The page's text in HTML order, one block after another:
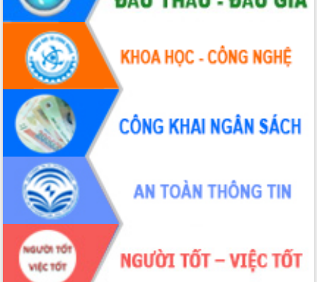
Đắk Lắk tập trung toàn lực khắc phục
tồn tại IUU, sẵn sàng làm việc với
Đoàn thanh tra EC
Chủ tịch UBND tỉnh Tạ Anh Tuấn thăm,
chúc mừng các bệnh viện nhân Ngày
Thầy thuốc Việt Nam
Rộn ràng lễ hội truyền thống Sông
nước Đà Nông lần thứ I năm 2026
Kỳ họp Chuyên đề lần thứ Năm, HĐND
tỉnh Đắk Lắk thông qua các nghị quyết
quan trọng
Thống nhất danh sách giới thiệu ứng
cử đại biểu Quốc hội khoá XVI và đại
biểu HĐND tỉnh Đắk Lắk, nhiệm kỳ
2026-2031
Phát động hai phong trào thi đua quan
trọng trong kỷ nguyên mới
Hội nghị lần thứ tư Ban Chỉ đạo công